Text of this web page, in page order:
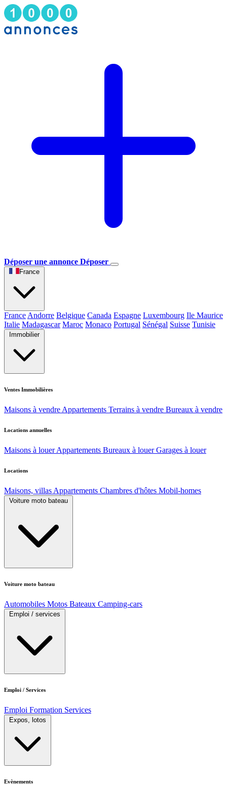
Déposer une annonce Déposer
France
France Andorre Belgique Canada Espagne Luxembourg Ile Maurice
Italie Madagascar Maroc Monaco Portugal Sénégal Suisse Tunisie
Immobilier
Ventes Immobilières
Maisons à vendre Appartements Terrains à vendre Bureaux à vendre
Locations annuelles
Maisons à louer Appartements Bureaux à louer Garages à louer
Locations
Maisons, villas Appartements Chambres d'hôtes Mobil-homes
Voiture moto bateau
Voiture moto bateau
Automobiles Motos Bateaux Camping-cars
Emploi / services
Emploi / Services
Emploi Formation Services
Expos, lotos
Evènements